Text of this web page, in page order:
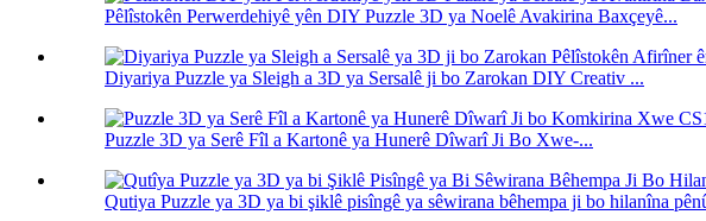
Pêlîstokên Perwerdehiyê yên DIY Puzzle 3D ya Noelê Avakirina Baxçeyê...
Diyariya Puzzle ya Sleigh a 3D ya Sersalê ji bo Zarokan DIY Creativ ...
Puzzle 3D ya Serê Fîl a Kartonê ya Hunerê Dîwarî Ji Bo Xwe-...
Qutiya Puzzle ya 3D ya bi şiklê pisîngê ya sêwirana bêhempa ji bo hilanîna